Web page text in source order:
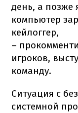
день, а позже
компьютер
кейлоггер,
–
игроков,
команду.
Ситуация с
системной